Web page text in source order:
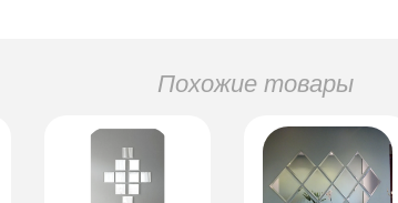
Похожие товары